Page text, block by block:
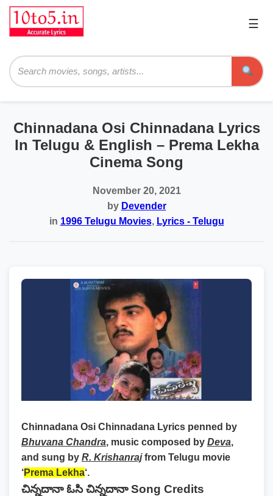
☰
Chinnadana Osi Chinnadana Lyrics
In Telugu & English – Prema Lekha
Cinema Song
November 20, 2021
by Devender
in 1996 Telugu Movies, Lyrics - Telugu
Chinnadana Osi Chinnadana Lyrics penned by
Bhuvana Chandra, music composed by Deva,
and sung by R. Krishanrajfrom Telugu movie
‘Prema Lekha‘.
చిన్నదానా ఓసి చిన్నదానా Song Credits